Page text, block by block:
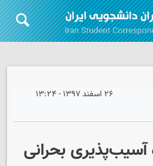
۲۶ اسفند ۱۳۹۷ - ۱۳:۲۴
آسیب‌پذیری بحرانی